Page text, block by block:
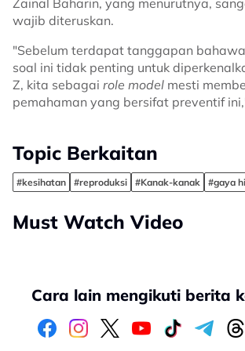
Zainal Baharin, yang menurutnya,
wajib diteruskan.
"Sebelum terdapat tanggapan
soal ini tidak penting untuk
Z, kita sebagai role model mesti
pemahaman yang bersifat preventif
Topic Berkaitan
#kesihatan #reproduksi #Kanak-kanak #gaya
Must Watch Video
Cara lain mengikuti berita